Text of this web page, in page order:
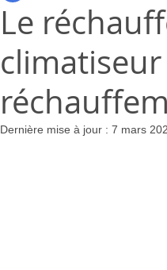
Le
Dernière mise à jour : 7 mars